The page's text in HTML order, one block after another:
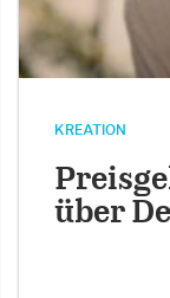
KREATION
über